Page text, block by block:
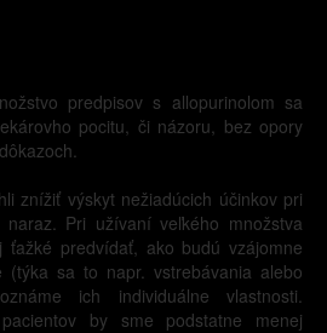
predpisov s allopurinolom sa
pocitu, či názoru, bez opory
znížiť výskyt nežiadúcich účinkov pri
Pri užívaní veľkého množstva
ťažké predvídať, ako budú vzájomne
(týka sa to napr. vstrebávania alebo
ich individuálne vlastnosti.
by sme podstatne menej